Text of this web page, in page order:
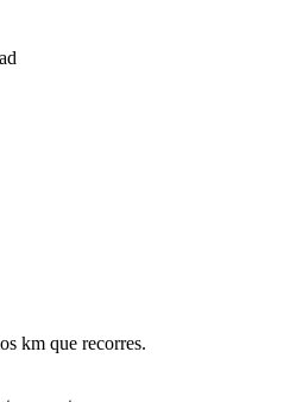
km que recorres.